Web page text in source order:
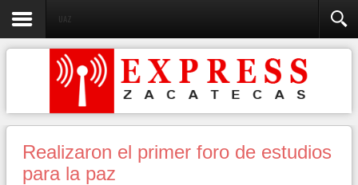
UAZ
Realizaron el primer foro de estudios
para la paz